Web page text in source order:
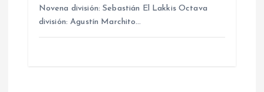
Novena división: Sebastián El Lakkis Octava
división: Agustín Marchito…